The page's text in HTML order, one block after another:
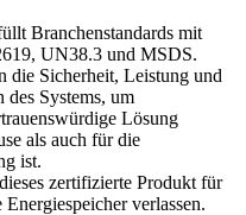
Branchenstandards mit
UN38.3 und MSDS.
die Sicherheit, Leistung und
Systems, um
Lösung
als auch für die
ist.
zertifizierte Produkt für
verlassen.